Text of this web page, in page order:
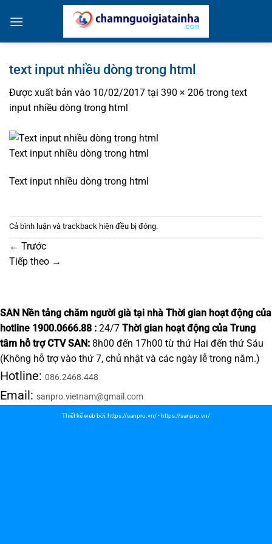
qua
text input nhiều dòng trong html
Được xuất bản vào 10/02/2017 tại 390 × 206 trong text
input nhiều dòng trong html
Text input nhiều dòng trong html
Text input nhiều dòng trong html
Cả bình luận và trackback hiện đều bị đóng.
← Trước
Tiếp theo →
SAN Nền tảng chăm người già tại nhà Thời gian hoạt động của
hotline 1900.0666.88 : 24/7 Thời gian hoạt động của Trung
tâm hỗ trợ CTV SAN: 8h00 đến 17h00 từ thứ Hai đến thứ Sáu
(Không hỗ trợ vào thứ 7, chủ nhật và các ngày lễ trong năm.)
Hotline: 086.2468.448
Email: sanpro.vietnam@gmail.com
Thiết kế web bởi: https://sanpro.vn/- https://sanpro.vn/